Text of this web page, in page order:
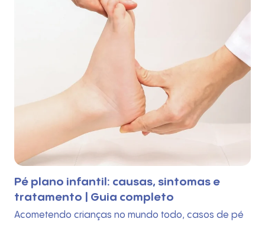
Pé plano infantil: causas, sintomas e
tratamento | Guia completo
Acometendo crianças no mundo todo, casos de pé